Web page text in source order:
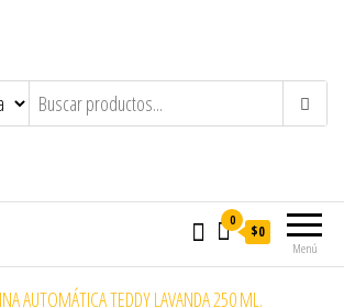
Menú
0
$0